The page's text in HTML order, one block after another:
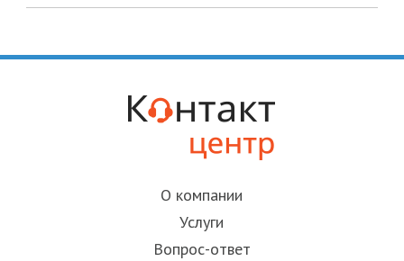
О компании
Услуги
Вопрос-ответ